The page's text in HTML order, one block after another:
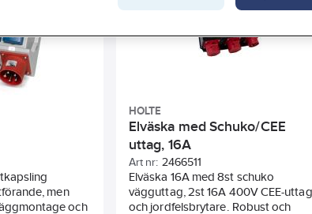
men
och
HOLTE
Elväska med Schuko/CEE
uttag, 16A
Art nr: 2466511
Elväska 16A med 8st schuko
vägguttag, 2st 16A 400V CEE-uttag
och jordfelsbrytare. Robust och